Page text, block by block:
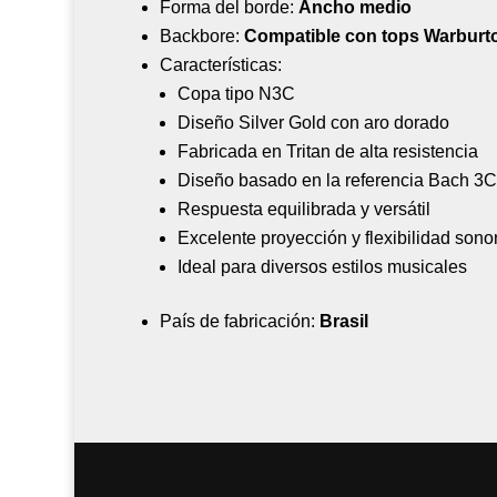
Forma del borde: Ancho medio
Backbore: Compatible con tops
Características:
Copa tipo N3C
Diseño Silver Gold con aro dorado
Fabricada en Tritan de alta resistencia
Diseño basado en la referencia Bach 3C
Respuesta equilibrada y versátil
Excelente proyección y flexibilidad
Ideal para diversos estilos musicales
País de fabricación: Brasil